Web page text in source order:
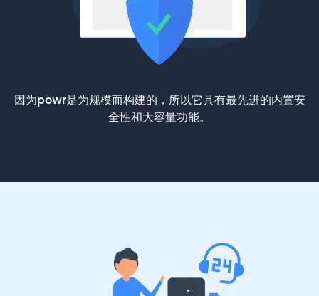
因为powr是为规模而构建的，所以它具有最先进的内置安
全性和大容量功能。